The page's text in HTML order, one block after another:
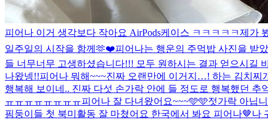
피어나 이거 생각보다 작아요 AirPods케이스 ㅋㅋㅋㅋㅋ제가
일주일의 시작을 함께🫶❤️피어나는 행운의 주먹밥 사진을 받
들 너무너무 고생하셨습니다!!! 모두 원하시는 결과 얻으시길
나왔넹!!피어나 뭐해~~~진짜 오랜만에 이거지…! 하는 김치찌
행복해 보이네.. 진짜 다섯 손가락 안에 들 정도로 행복했던
ㅠㅠㅠㅠㅠㅠㅠㅠ피어나 잘 다녀왔어요~~~🩵🩵젓가락 아닙
핌둥이들 첫 북미활동 잘 마쳤어요 한국에서 봐요 피어나🤎나